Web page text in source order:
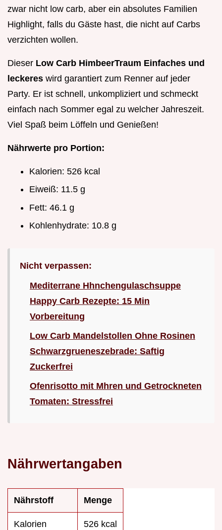
zwar nicht low carb, aber ein absolutes Familien
Highlight, falls du Gäste hast, die nicht auf Carbs
verzichten wollen.
Dieser Low Carb HimbeerTraum Einfaches und
leckeres wird garantiert zum Renner auf jeder
Party. Er ist schnell, unkompliziert und schmeckt
einfach nach Sommer egal zu welcher Jahreszeit.
Viel Spaß beim Löffeln und Genießen!
Nährwerte pro Portion:
Kalorien: 526 kcal
Eiweiß: 11.5 g
Fett: 46.1 g
Kohlenhydrate: 10.8 g
Nicht verpassen:
Mediterrane Hhnchengulaschsuppe
Happy Carb Rezepte: 15 Min
Vorbereitung
Low Carb Mandelstollen Ohne Rosinen
Schwarzgrueneszebrade: Saftig
Zuckerfrei
Ofenrisotto mit Mhren und Getrockneten
Tomaten: Stressfrei
Nährwertangaben
Nährstoff Menge
Kalorien 526 kcal